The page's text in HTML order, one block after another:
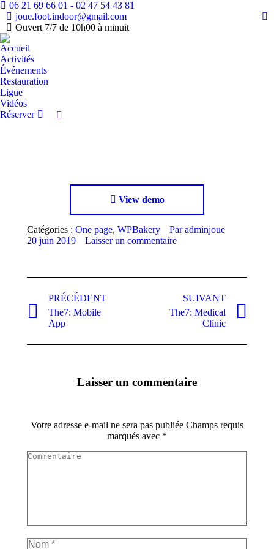
06 21 69 66 01 - 02 47 54 43 81
joue.foot.indoor@gmail.com
Ouvert 7/7 de 10h00 à minuit
Accueil
Activités
Événements
Restauration
Ligue
Vidéos
Réserver
Recherche
View demo
Catégories : One page, WPBakery Paradminjoue
20 juin 2019
Laisser un commentaire
de
commentaire
PRÉCÉDENT
Onglet
précédent
The7: Mobile
App
SUIVANT
Projets
The7: Medical
Clinic
Laisser un commentaire
Votre adresse e-mail ne sera pas publiée Champs requis
marqués avec *
Commentaire
Nom *